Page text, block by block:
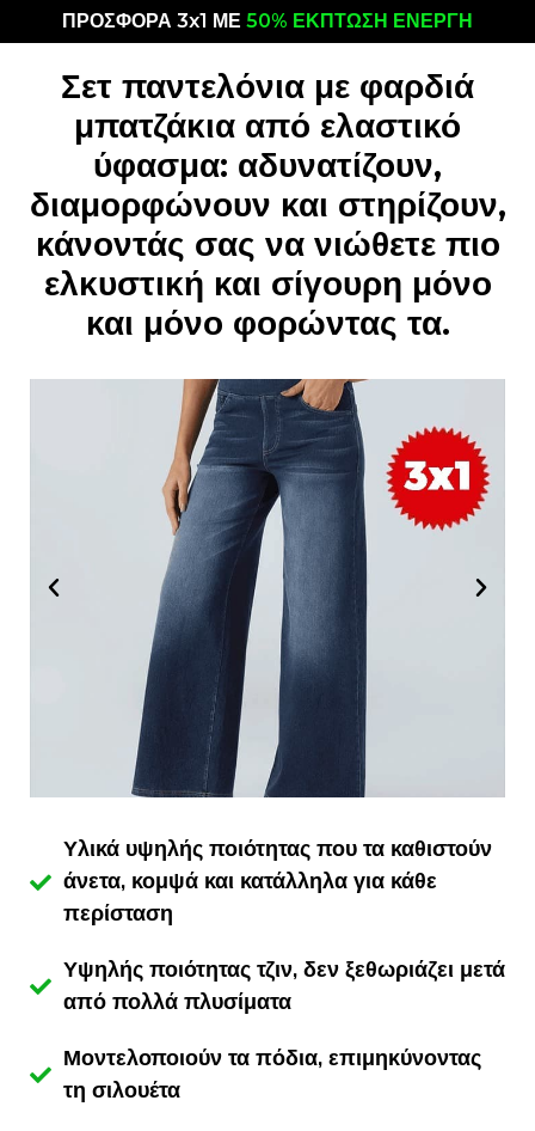
ΠΡΟΣΦΟΡΑ 3x1 ΜΕ 50% ΕΚΠΤΩΣΗ ΕΝΕΡΓΗ
Σετ παντελόνια με φαρδιά
μπατζάκια από ελαστικό
ύφασμα: αδυνατίζουν,
διαμορφώνουν και στηρίζουν,
κάνοντάς σας να νιώθετε πιο
ελκυστική και σίγουρη μόνο
και μόνο φορώντας τα.
Υλικά υψηλής ποιότητας που τα καθιστούν
άνετα, κομψά και κατάλληλα για κάθε
περίσταση
Υψηλής ποιότητας τζιν, δεν ξεθωριάζει μετά
από πολλά πλυσίματα
Μοντελοποιούν τα πόδια, επιμηκύνοντας
τη σιλουέτα